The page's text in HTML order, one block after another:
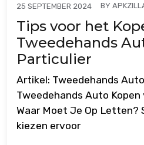
25 SEPTEMBER 2024 BY
Tips voor het
Tweedehands
Particulier
Artikel: Tweedehands
Tweedehands Auto
Waar Moet Je Op Letten?
kiezen ervoor